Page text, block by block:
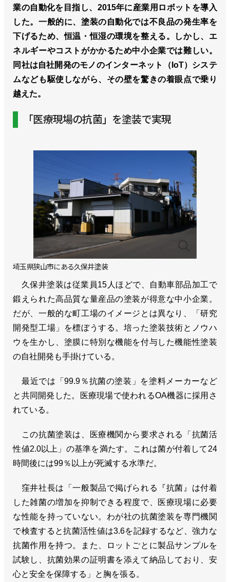
業の自動化を目指し、2015年に産業用ロボットを導入
した。一般的に、塗装の自動化では不良品の発生率を
下げるため、恒温・恒湿の環境を整える。しかし、エ
ネルギーやコストがかかるため中小企業では難しい。
同社は自社開発のモノのインターネット（IoT）システ
ムなども駆使しながら、その壁を驚きの着眼点で乗り
越えた。
「医療現場の抗菌」を塗装で実現
埼玉県狭山市にある久保井塗装
久保井塗装は従業員15人ほどで、自動車部品加工で
鍛えられた高品質な量産品の塗装が得意な中小企業。
だが、一般的な町工場のイメージとは異なり、「研究
開発型工場」を標ぼうする。培った塗装技術とノウハ
ウを生かし、塗膜に特別な機能を付与した機能性塗装
の自社開発も手掛けている。
最近では「99.9％抗菌の塗装」を塗料メーカーなど
と共同開発した。医療現場で使われるOA機器に採用さ
れている。
この抗菌塗装は、医療機関から要求される「抗菌活
性値2.0以上」の基準を満たす。これは菌が付着して24
時間後には99％以上が死滅する水準だ。
窪井社長は「一般製品で掲げられる『抗菌』は付着
した雑菌の増加を抑制できる程度で、医療現場に必要
な性能を持っていない。わが社の抗菌塗装を専門機関
で検査すると抗菌活性値は3.6を記録するなど、強力な
抗菌作用を持つ。また、ロットごとに製品サンプルを
試験し、抗菌効果の証明書を添えて納品しており、安
心と安全を保障する」と胸を張る。